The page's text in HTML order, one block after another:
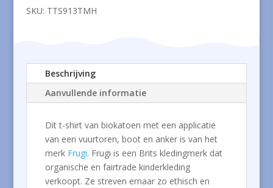
aantal
SKU: TTS913TMH
Beschrijving
Aanvullende informatie
Dit t-shirt van biokatoen met een applicatie
van een vuurtoren, boot en anker is van het
merk Frugi. Frugi is een Brits kledingmerk dat
organische en fairtrade kinderkleding
verkoopt. Ze streven ernaar zo ethisch en